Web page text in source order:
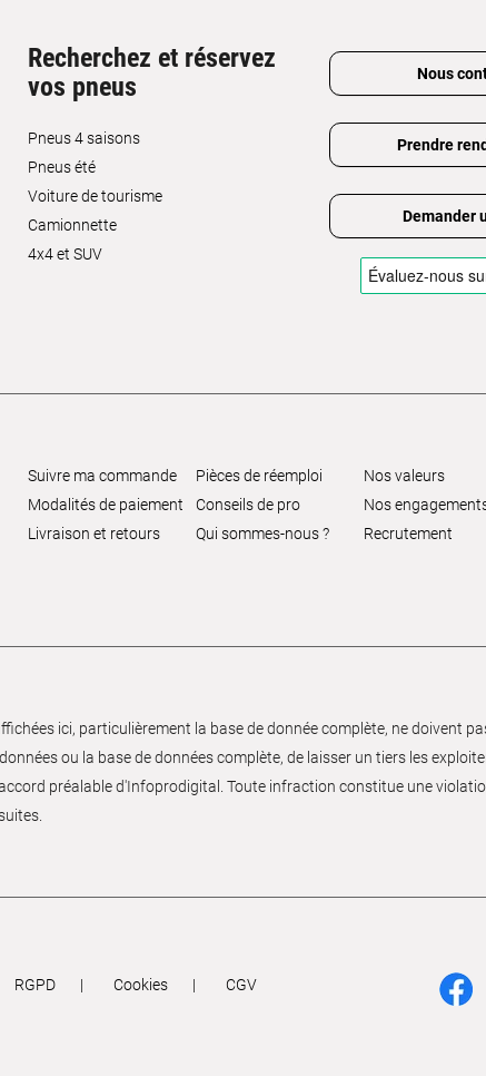
Recherchez et réservez
vos pneus
Pneus 4 saisons
Pneus été
Voiture de tourisme
Camionnette
4x4 et SUV
Nous
Prendre
Demander
Suivre ma commande
Modalités de paiement
Livraison et retours
Pièces de réemploi
Conseils de pro
Qui sommes-nous ?
Nos valeurs
Nos
Recrutement
ici, particulièrement la base de donnée complète, ne doivent
ou la base de données complète, de laisser un tiers les
préalable d'Infoprodigital. Toute infraction constitue une
RGPD Cookies CGV